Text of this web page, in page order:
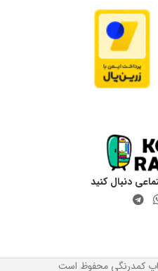
دنبال کنید
کمدرنگی محفوظ است